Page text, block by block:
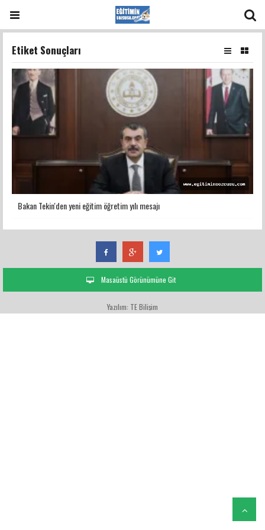
Etiket Sonuçları
Bakan Tekin'den yeni eğitim öğretim yılı mesajı
Masaüstü Görünümüne Git
Yazılım: TE Bilişim